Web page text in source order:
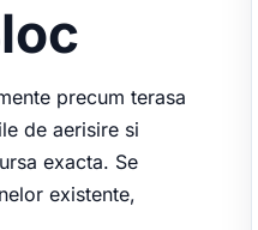
precum terasa
de aerisire si
exacta. Se
existente,